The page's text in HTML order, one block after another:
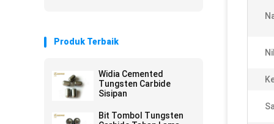
Produk Terbaik
Widia Cemented
Tungsten Carbide
Sisipan
Bit Tombol Tungsten